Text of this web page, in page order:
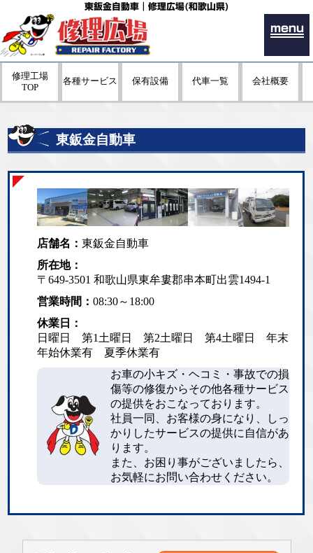
東鈑金自動車｜修理広場(和歌山県)
menu
修理工場
TOP
各種サービス 保有設備 代車一覧 会社概要
東鈑金自動車
店舗名：東鈑金自動車
所在地：
〒649-3501 和歌山県東牟婁郡串本町出雲1494-1
営業時間：08:30～18:00
休業日：
日曜日 第1土曜日 第2土曜日 第4土曜日 年末
年始休業有 夏季休業有
お車の小キズ・ヘコミ・事故での損
傷等の修復からその他各種サービス
の提供をおこなっております。
社員一同、お客様の身になり、しっ
かりしたサービスの提供に自信があ
ります。
また、お困り事がございましたら、
お気軽にお問い合わせください。